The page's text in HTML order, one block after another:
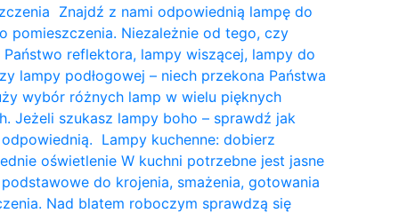
Znajdź z nami odpowiednią lampę do
pomieszczenia. Niezależnie od tego, czy
Państwo reflektora, lampy wiszącej, lampy do
lampy podłogowej – niech przekona Państwa
wybór różnych lamp w wielu pięknych
Jeżeli szukasz lampy boho – sprawdź jak
Lampy kuchenne: dobierz
oświetlenie W kuchni potrzebne jest jasne
podstawowe do krojenia, smażenia, gotowania
Nad blatem roboczym sprawdzą się